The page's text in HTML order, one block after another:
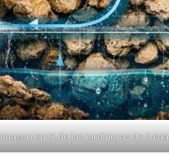
Imagen en IA de las jardineras de lluvia